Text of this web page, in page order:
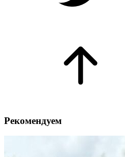
Рекомендуем